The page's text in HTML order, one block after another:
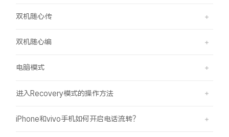
双机随心传
双机随心编
电脑模式
进入Recovery模式的操作方法
iPhone和vivo手机如何开启电话流转？